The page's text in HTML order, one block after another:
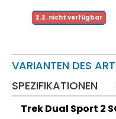
Z.Z. nicht verfügbar
VARIANTEN DES
SPEZIFIKATIONEN
Trek Dual Sport 2